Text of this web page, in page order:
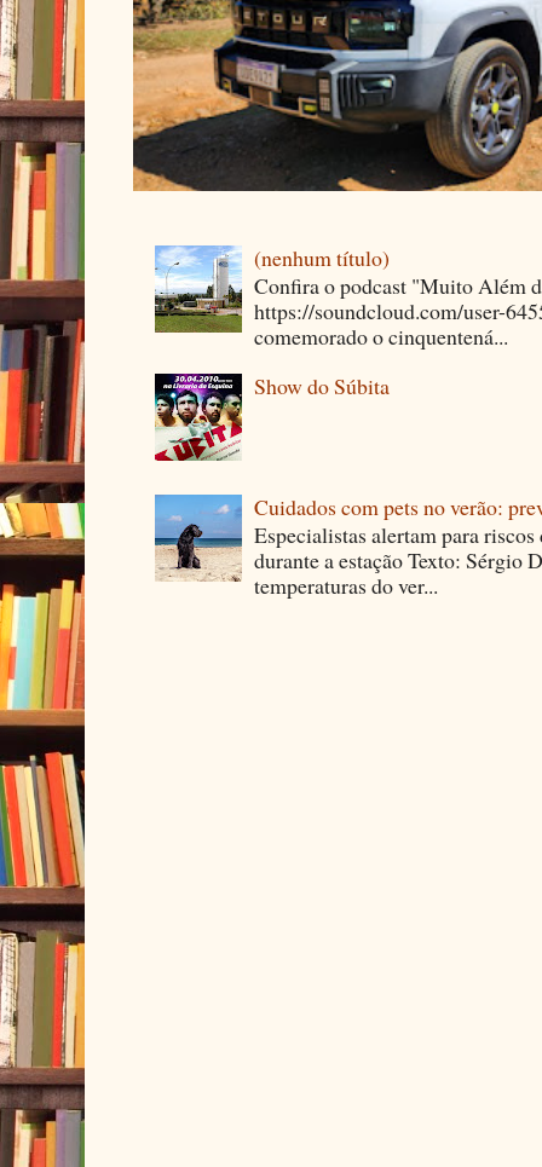
(nenhum título)
Confira o podcast "Muito Além
https://soundcloud.com/user-
comemorado o cinquentená...
Show do Súbita
Cuidados com pets no verão:
Especialistas alertam para
durante a estação Texto: Sérgio
temperaturas do ver...